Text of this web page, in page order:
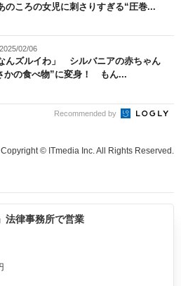
のころの女児に刺さりすぎる“圧巻...
02/06
んズルイわ」 シルバニアの赤ちゃん
かの食べ物”に変身！ もん...
Recommended by
Copyright © ITmedia Inc. All Rights Reserved.
法律事務所で営業